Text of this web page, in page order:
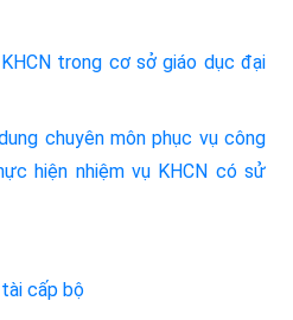
trong cơ sở giáo dục đại
chuyên môn phục vụ công
hiện nhiệm vụ KHCN có sử
cấp bộ